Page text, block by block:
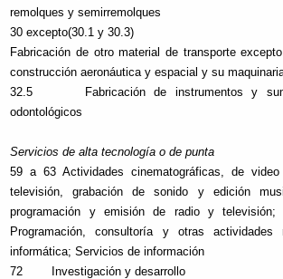
remolques y semirremolques
30 excepto(30.1 y 30.3)
Fabricación de otro material de transporte
construcción aeronáutica y espacial y su
32.5 Fabricación de instrumentos y
odontológicos
Servicios de alta tecnología o de punta
59 a 63 Actividades cinematográficas, de
televisión, grabación de sonido y edición
programación y emisión de radio y televisión;
Programación, consultoría y otras actividades
informática; Servicios de información
72 Investigación y desarrollo